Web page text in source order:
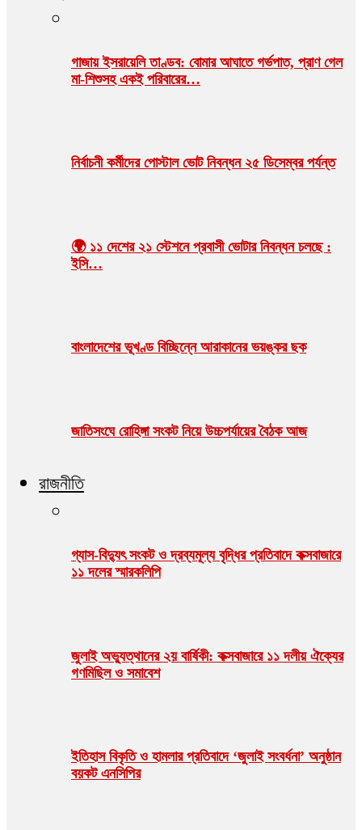
গাজায় ইসরায়েলি তাণ্ডব: বোমার আঘাতে গর্ভপাত, প্রাণ গেল
মা-শিশুসহ একই পরিবারের…
নির্বাচনী কর্মীদের পোস্টাল ভোট নিবন্ধন ২৫ ডিসেম্বর পর্যন্ত
🌍 ১১ দেশের ২১ স্টেশনে প্রবাসী ভোটার নিবন্ধন চলছে :
ইসি…
বাংলাদেশের ভূখণ্ড বিচ্ছিন্নে আরাকানের ভয়ঙ্কর ছক
জাতিসংঘে রোহিঙ্গা সংকট নিয়ে উচ্চপর্যায়ের বৈঠক আজ
রাজনীতি
গ্যাস-বিদ্যুৎ সংকট ও দ্রব্যমূল্য বৃদ্ধির প্রতিবাদে কক্সবাজারে
১১ দলের স্মারকলিপি
জুলাই অভ্যুত্থানের ২য় বার্ষিকী: কক্সবাজারে ১১ দলীয় ঐক্যের
গণমিছিল ও সমাবেশ
ইতিহাস বিকৃতি ও হামলার প্রতিবাদে ‘জুলাই সংবর্ধনা’ অনুষ্ঠান
বয়কট এনসিপির